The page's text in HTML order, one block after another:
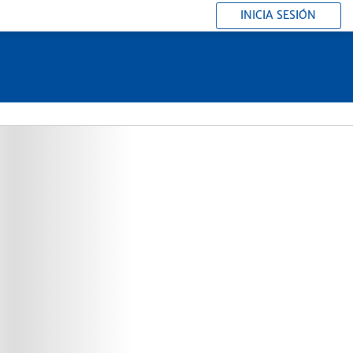
INICIA SESIÓN